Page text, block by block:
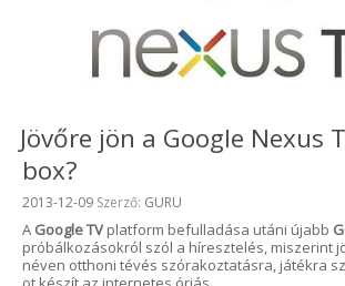
Jövőre jön a Google Nexus
box?
Beküldve:
2013-12-09 Szerző: GURU
A Google TVplatform befulladása utáni újabb
próbálkozásokról szól a híresztelés, miszerint
néven otthoni tévés szórakoztatásra, játékra